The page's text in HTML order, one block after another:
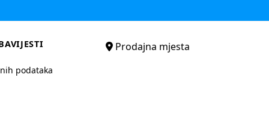
podataka
Prodajna mjesta